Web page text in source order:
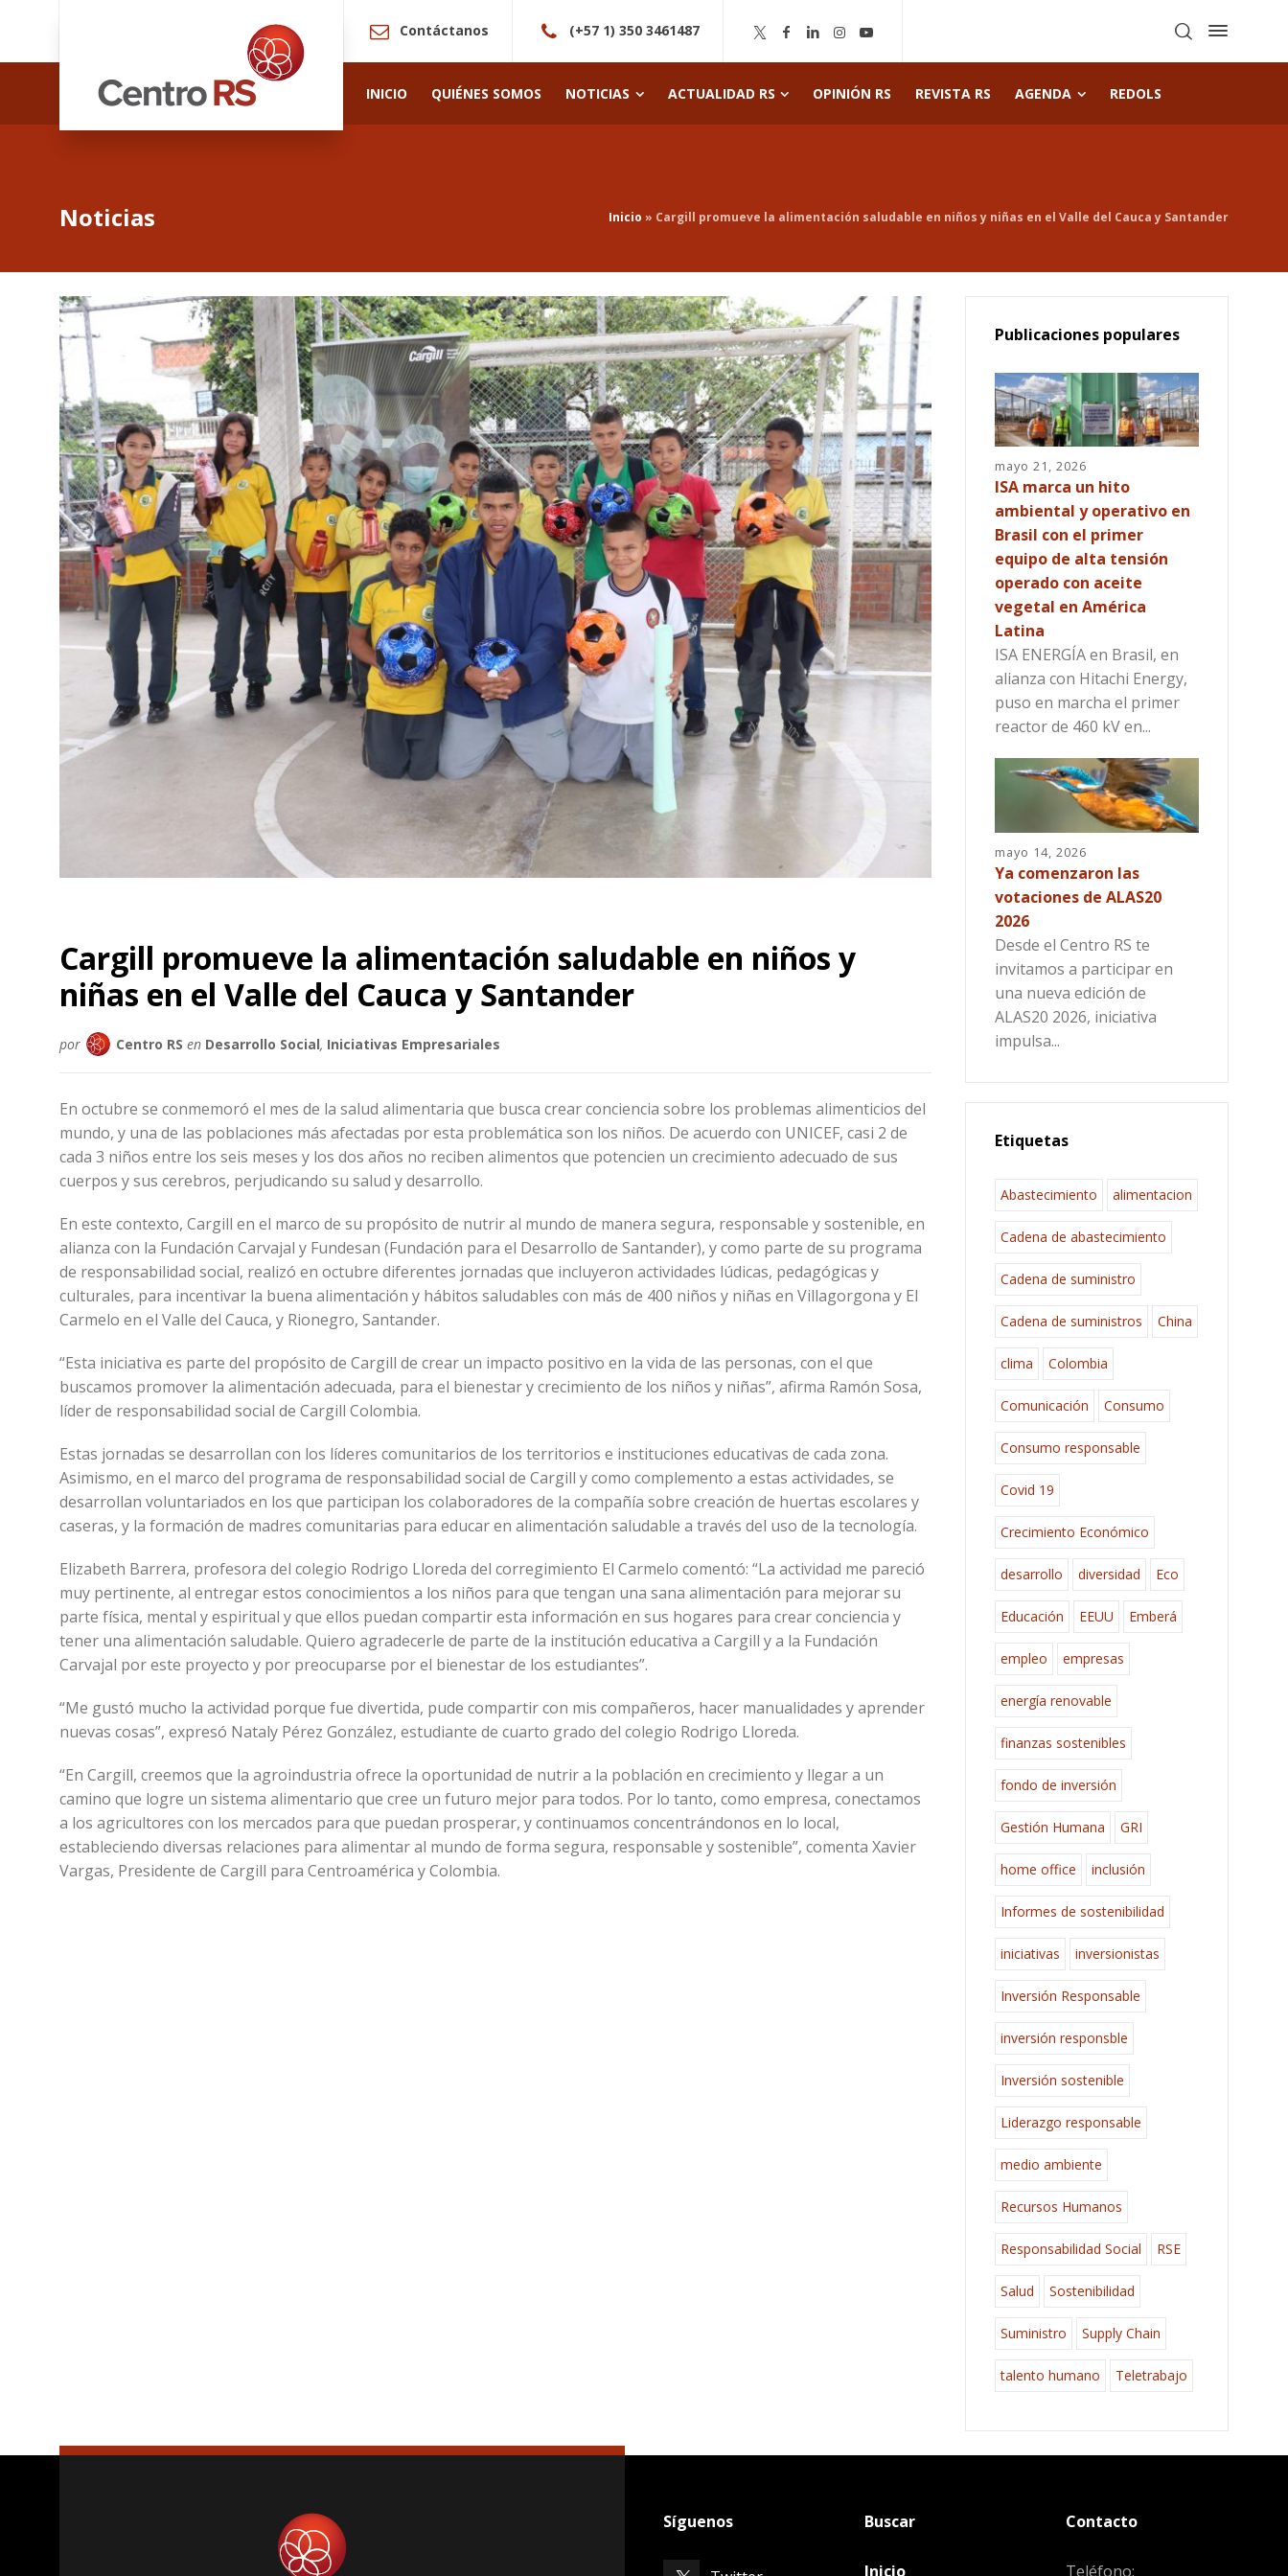
Contáctanos (+57 1) 350 3461487
INICIO QUIÉNES SOMOS NOTICIAS ACTUALIDAD RS OPINIÓN RS REVISTA RS AGENDA REDOLS
Noticias Inicio » Cargill promueve la alimentación saludable en niños y niñas en el Valle del Cauca y Santander
Cargill promueve la alimentación saludable en niños y
niñas en el Valle del Cauca y Santander
por Centro RS en Desarrollo Social, Iniciativas Empresariales
En octubre se conmemoró el mes de la salud alimentaria que busca crear conciencia sobre los problemas alimenticios del
mundo, y una de las poblaciones más afectadas por esta problemática son los niños. De acuerdo con UNICEF, casi 2 de
cada 3 niños entre los seis meses y los dos años no reciben alimentos que potencien un crecimiento adecuado de sus
cuerpos y sus cerebros, perjudicando su salud y desarrollo.
En este contexto, Cargill en el marco de su propósito de nutrir al mundo de manera segura, responsable y sostenible, en
alianza con la Fundación Carvajal y Fundesan (Fundación para el Desarrollo de Santander), y como parte de su programa
de responsabilidad social, realizó en octubre diferentes jornadas que incluyeron actividades lúdicas, pedagógicas y
culturales, para incentivar la buena alimentación y hábitos saludables con más de 400 niños y niñas en Villagorgona y El
Carmelo en el Valle del Cauca, y Rionegro, Santander.
“Esta iniciativa es parte del propósito de Cargill de crear un impacto positivo en la vida de las personas, con el que
buscamos promover la alimentación adecuada, para el bienestar y crecimiento de los niños y niñas”, afirma Ramón Sosa,
líder de responsabilidad social de Cargill Colombia.
Estas jornadas se desarrollan con los líderes comunitarios de los territorios e instituciones educativas de cada zona.
Asimismo, en el marco del programa de responsabilidad social de Cargill y como complemento a estas actividades, se
desarrollan voluntariados en los que participan los colaboradores de la compañía sobre creación de huertas escolares y
caseras, y la formación de madres comunitarias para educar en alimentación saludable a través del uso de la tecnología.
Elizabeth Barrera, profesora del colegio Rodrigo Lloreda del corregimiento El Carmelo comentó: “La actividad me pareció
muy pertinente, al entregar estos conocimientos a los niños para que tengan una sana alimentación para mejorar su
parte física, mental y espiritual y que ellos puedan compartir esta información en sus hogares para crear conciencia y
tener una alimentación saludable. Quiero agradecerle de parte de la institución educativa a Cargill y a la Fundación
Carvajal por este proyecto y por preocuparse por el bienestar de los estudiantes”.
“Me gustó mucho la actividad porque fue divertida, pude compartir con mis compañeros, hacer manualidades y aprender
nuevas cosas”, expresó Nataly Pérez González, estudiante de cuarto grado del colegio Rodrigo Lloreda.
“En Cargill, creemos que la agroindustria ofrece la oportunidad de nutrir a la población en crecimiento y llegar a un
camino que logre un sistema alimentario que cree un futuro mejor para todos. Por lo tanto, como empresa, conectamos
a los agricultores con los mercados para que puedan prosperar, y continuamos concentrándonos en lo local,
estableciendo diversas relaciones para alimentar al mundo de forma segura, responsable y sostenible”, comenta Xavier
Vargas, Presidente de Cargill para Centroamérica y Colombia.
Publicaciones populares
mayo 21, 2026
ISA marca un hito
ambiental y operativo en
Brasil con el primer
equipo de alta tensión
operado con aceite
vegetal en América
Latina
ISA ENERGÍA en Brasil, en
alianza con Hitachi Energy,
puso en marcha el primer
reactor de 460 kV en...
mayo 14, 2026
Ya comenzaron las
votaciones de ALAS20
2026
Desde el Centro RS te
invitamos a participar en
una nueva edición de
ALAS20 2026, iniciativa
impulsa...
Etiquetas
Abastecimiento alimentacion
Cadena de abastecimiento
Cadena de suministro
Cadena de suministros China
clima Colombia
Comunicación Consumo
Consumo responsable
Covid 19
Crecimiento Económico
desarrollo diversidad Eco
Educación EEUU Emberá
empleo empresas
energía renovable
finanzas sostenibles
fondo de inversión
Gestión Humana GRI
home office inclusión
Informes de sostenibilidad
iniciativas inversionistas
Inversión Responsable
inversión responsble
Inversión sostenible
Liderazgo responsable
medio ambiente
Recursos Humanos
Responsabilidad Social RSE
Salud Sostenibilidad
Suministro Supply Chain
talento humano Teletrabajo
Síguenos Buscar
Inicio
Contacto
Teléfono: